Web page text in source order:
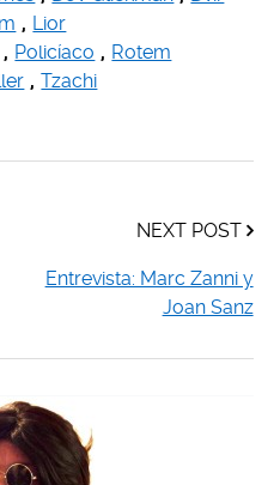
, Lior
, Policíaco , Rotem
, Tzachi
NEXT POST
Entrevista: Marc Zanni y
Joan Sanz